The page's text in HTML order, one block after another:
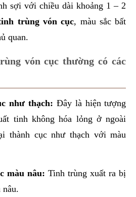
sợi với chiều dài khoảng 1 – 2
trùng vón cục, màu sắc bất
quan.
vón cục thường có các
như thạch: Đây là hiện tượng
tinh không hóa lỏng ở ngoài
thành cục như thạch với màu
màu nâu: Tinh trùng xuất ra bị
nâu.